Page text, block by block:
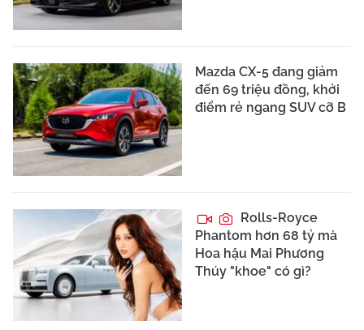
Mazda CX-5 đang giảm
đến 69 triệu đồng, khởi
điểm rẻ ngang SUV cỡ B
Rolls-Royce
Phantom hơn 68 tỷ mà
Hoa hậu Mai Phương
Thúy "khoe" có gì?